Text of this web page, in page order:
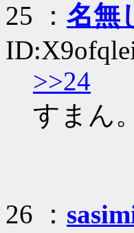
25 ： 名無
>>24
すまん。
26 ：